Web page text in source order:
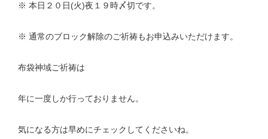
※ 本日２０日(火)夜１９時〆切です。
※ 通常のブロック解除のご祈祷もお申込みいただけます。
布袋神域ご祈祷は
年に一度しか行っておりません。
気になる方は早めにチェックしてくださいね。